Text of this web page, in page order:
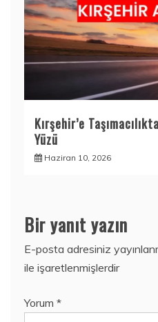
Kırşehir’e
Yüzü
Haziran 10, 2026
Bir yanıt yazın
E-posta adresiniz
ile işaretlenmişlerdir
Yorum *